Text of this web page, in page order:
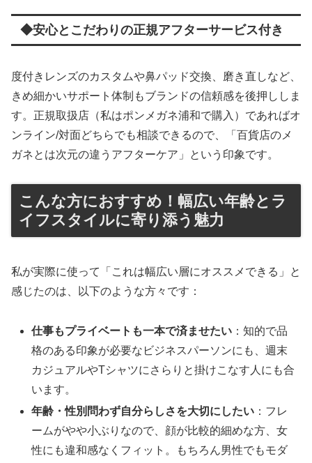
◆安心とこだわりの正規アフターサービス付き
度付きレンズのカスタムや鼻パッド交換、磨き直しなど、
きめ細かいサポート体制もブランドの信頼感を後押ししま
す。正規取扱店（私はポンメガネ浦和で購入）であればオ
ンライン/対面どちらでも相談できるので、「百貨店のメ
ガネとは次元の違うアフターケア」という印象です。
こんな方におすすめ！幅広い年齢とラ
イフスタイルに寄り添う魅力
私が実際に使って「これは幅広い層にオススメできる」と
感じたのは、以下のような方々です：
仕事もプライベートも一本で済ませたい ：知的で品
格のある印象が必要なビジネスパーソンにも、週末
カジュアルやTシャツにさらりと掛けこなす人にも合
います。
年齢・性別問わず自分らしさを大切にしたい ：フレ
ームがやや小ぶりなので、顔が比較的細めな方、女
性にも違和感なくフィット。もちろん男性でもモダ